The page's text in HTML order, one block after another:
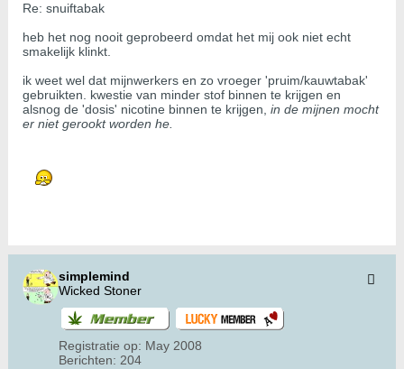
Re: snuiftabak
heb het nog nooit geprobeerd omdat het mij ook niet echt
smakelijk klinkt.
ik weet wel dat mijnwerkers en zo vroeger 'pruim/kauwtabak'
gebruikten. kwestie van minder stof binnen te krijgen en
alsnog de 'dosis' nicotine binnen te krijgen, in de mijnen mocht
er niet gerookt worden he.
simplemind
Wicked Stoner
Registratie op: May 2008
Berichten: 204